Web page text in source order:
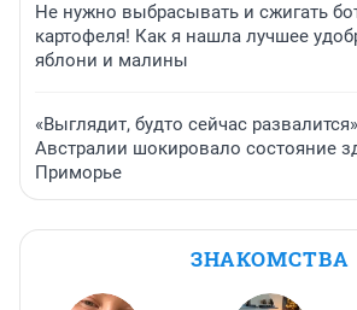
Не нужно выбрасывать и сжигать
картофеля! Как я нашла лучшее
яблони и малины
«Выглядит, будто сейчас
Австралии шокировало состояние
Приморье
ЗНАКОМСТВА